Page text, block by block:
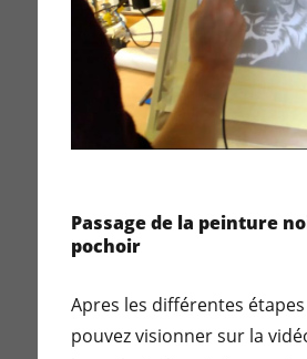
Passage de la peinture
pochoir
Apres les différentes
pouvez visionner sur la